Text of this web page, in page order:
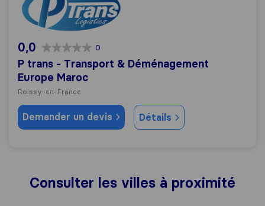
0,0 0
P trans - Transport & Déménagement
Europe Maroc
Roissy-en-France
Demander un devis Détails
Consulter les villes à proximité